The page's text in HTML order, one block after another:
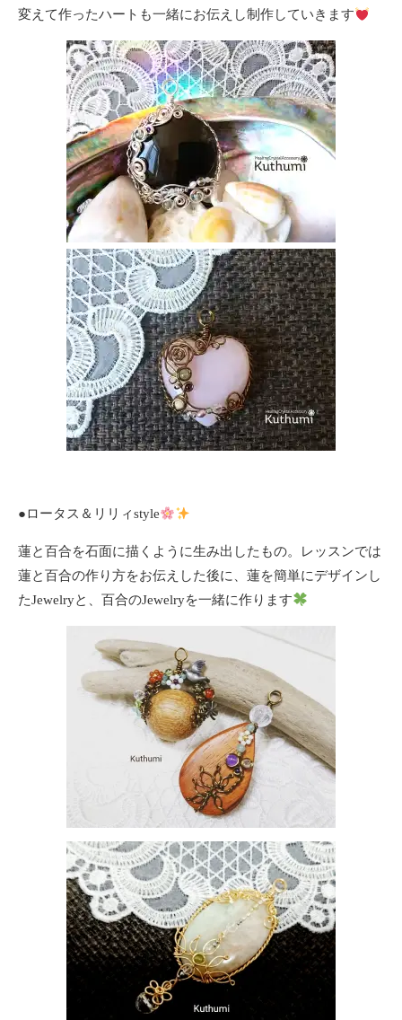
変えて作ったハートも一緒にお伝えし制作していきます
●ロータス＆リリィstyle
蓮と百合を石面に描くように生み出したもの。レッスンでは
蓮と百合の作り方をお伝えした後に、蓮を簡単にデザインし
たJewelryと、百合のJewelryを一緒に作ります